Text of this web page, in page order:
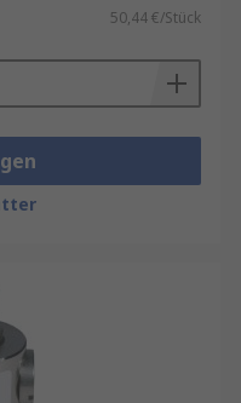
50,44 €/Stück